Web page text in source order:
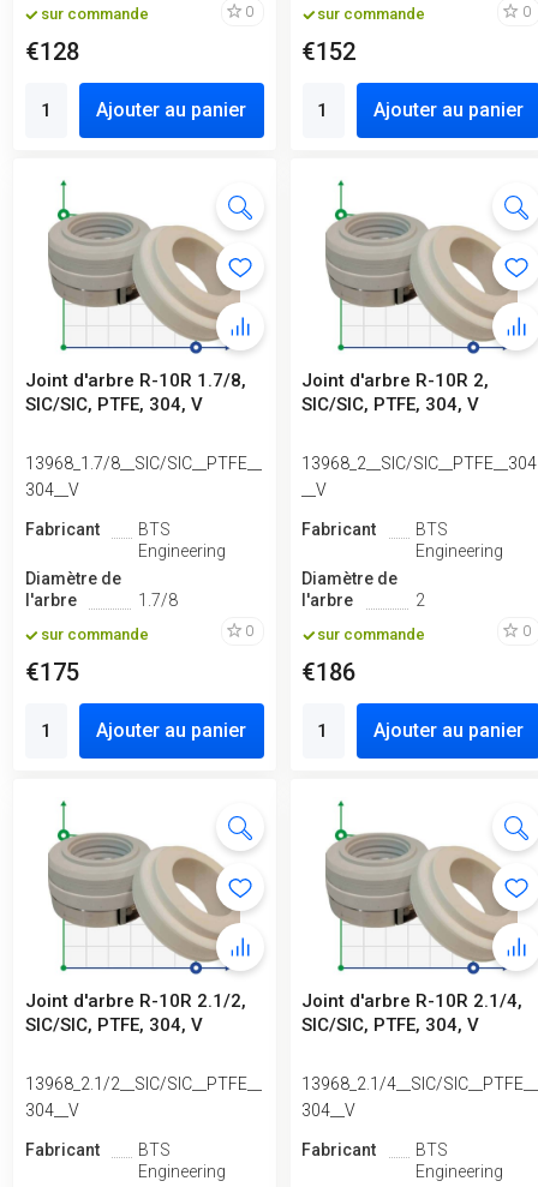
sur commande 0
€128
Ajouter au panier
sur commande 0
€152
Ajouter au panier
Joint d'arbre R-10R 1.7/8,
SIC/SIC, PTFE, 304, V
13968_1.7/8__SIC/SIC__PTFE__
304__V
Fabricant
BTS
Engineering
Diamètre de
l'arbre
1.7/8
sur commande 0
€175
Ajouter au panier
Joint d'arbre R-10R 2,
SIC/SIC, PTFE, 304, V
13968_2__SIC/SIC__PTFE__304
__V
Fabricant
BTS
Engineering
Diamètre de
l'arbre
2
sur commande 0
€186
Ajouter au panier
Joint d'arbre R-10R 2.1/2,
SIC/SIC, PTFE, 304, V
13968_2.1/2__SIC/SIC__PTFE__
304__V
Fabricant
BTS
Engineering
Joint d'arbre R-10R 2.1/4,
SIC/SIC, PTFE, 304, V
13968_2.1/4__SIC/SIC__PTFE__
304__V
Fabricant
BTS
Engineering